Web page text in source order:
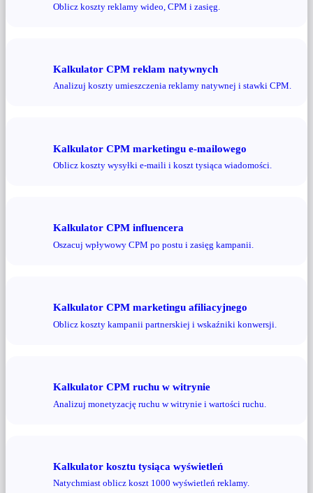
Oblicz koszty reklamy wideo, CPM i zasięg.
Kalkulator CPM reklam natywnych
Analizuj koszty umieszczenia reklamy natywnej i stawki CPM.
Kalkulator CPM marketingu e-mailowego
Oblicz koszty wysyłki e-maili i koszt tysiąca wiadomości.
Kalkulator CPM influencera
Oszacuj wpływowy CPM po postu i zasięg kampanii.
Kalkulator CPM marketingu afiliacyjnego
Oblicz koszty kampanii partnerskiej i wskaźniki konwersji.
Kalkulator CPM ruchu w witrynie
Analizuj monetyzację ruchu w witrynie i wartości ruchu.
Kalkulator kosztu tysiąca wyświetleń
Natychmiast oblicz koszt 1000 wyświetleń reklamy.